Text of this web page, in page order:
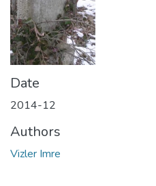
Date
2014-12
Authors
Vizler Imre